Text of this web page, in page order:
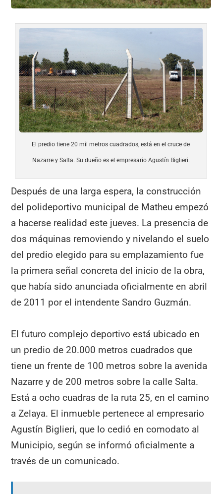
El predio tiene 20 mil metros cuadrados, está en el cruce de
Nazarre y Salta. Su dueño es el empresario Agustín Biglieri.
Después de una larga espera, la construcción
del polideportivo municipal de Matheu empezó
a hacerse realidad este jueves. La presencia de
dos máquinas removiendo y nivelando el suelo
del predio elegido para su emplazamiento fue
la primera señal concreta del inicio de la obra,
que había sido anunciada oficialmente en abril
de 2011 por el intendente Sandro Guzmán.
El futuro complejo deportivo está ubicado en
un predio de 20.000 metros cuadrados que
tiene un frente de 100 metros sobre la avenida
Nazarre y de 200 metros sobre la calle Salta.
Está a ocho cuadras de la ruta 25, en el camino
a Zelaya. El inmueble pertenece al empresario
Agustín Biglieri, que lo cedió en comodato al
Municipio, según se informó oficialmente a
través de un comunicado.